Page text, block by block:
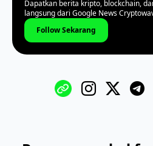
Dapatkan berita kripto, blockchain,
langsung dari Google News
Follow Sekarang